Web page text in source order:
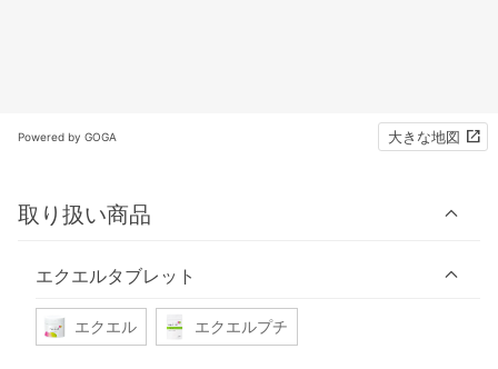
Powered by GOGA 大きな地図
取り扱い商品
エクエルタブレット
エクエル エクエルプチ